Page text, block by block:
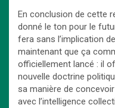
En conclusion de cette
donné le ton pour le
fera sans l’implication
maintenant que ça
officiellement lancé : il
nouvelle doctrine
sa manière de
avec l’intelligence